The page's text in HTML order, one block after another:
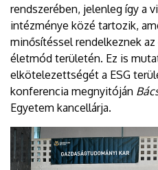
rendszerében, jelenleg így a
intézménye közé tartozik,
minősítéssel rendelkeznek
életmód területén. Ez is
elkötelezettségét a ESG
konferencia megnyitóján
Egyetem kancellárja.